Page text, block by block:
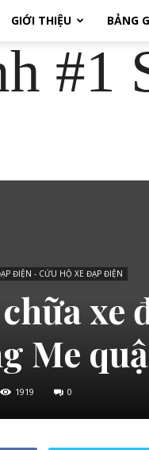
GIỚI THIỆU BẢNG
#1
ĐIỆN - CỨU HỘ XE ĐẠP ĐIỆN
xe
Me
1919 0